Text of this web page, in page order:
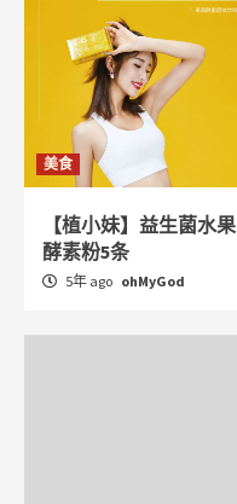
美食
【植小妹】益生菌水果
酵素粉5条
5年 ago ohMyGod